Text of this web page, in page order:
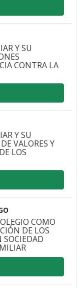
Y SU
CONTRA LA
Y SU
VALORES Y
LOS
COMO
DE LOS
SOCIEDAD